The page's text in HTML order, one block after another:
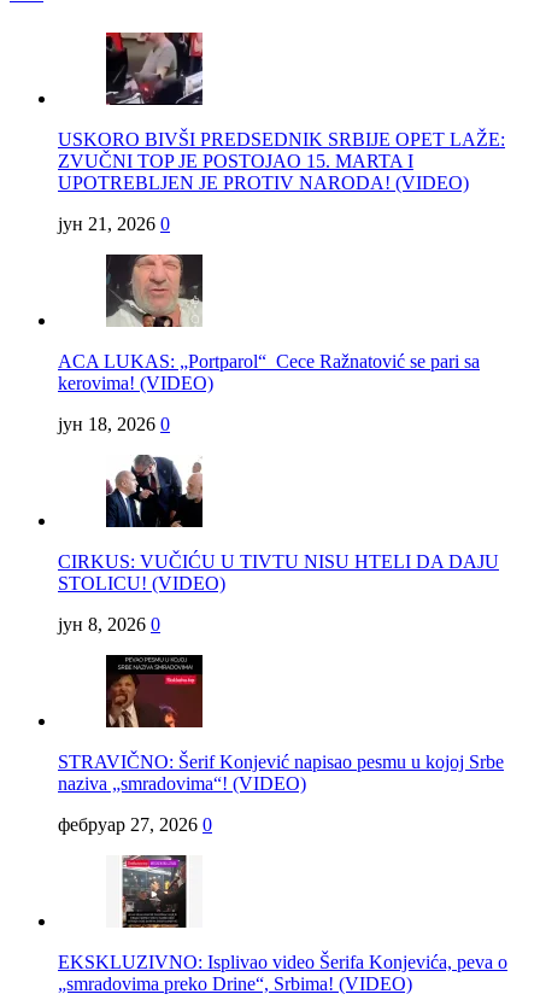
USKORO BIVŠI PREDSEDNIK SRBIJE OPET LAŽE:
ZVUČNI TOP JE POSTOJAO 15. MARTA I
UPOTREBLJEN JE PROTIV NARODA! (VIDEO)
јун 21, 2026 0
ACA LUKAS: „Portparol“ Cece Ražnatović se pari sa
kerovima! (VIDEO)
јун 18, 2026 0
CIRKUS: VUČIĆU U TIVTU NISU HTELI DA DAJU
STOLICU! (VIDEO)
јун 8, 2026 0
STRAVIČNO: Šerif Konjević napisao pesmu u kojoj Srbe
naziva „smradovima“! (VIDEO)
фебруар 27, 2026 0
EKSKLUZIVNO: Isplivao video Šerifa Konjevića, peva o
„smradovima preko Drine“, Srbima! (VIDEO)